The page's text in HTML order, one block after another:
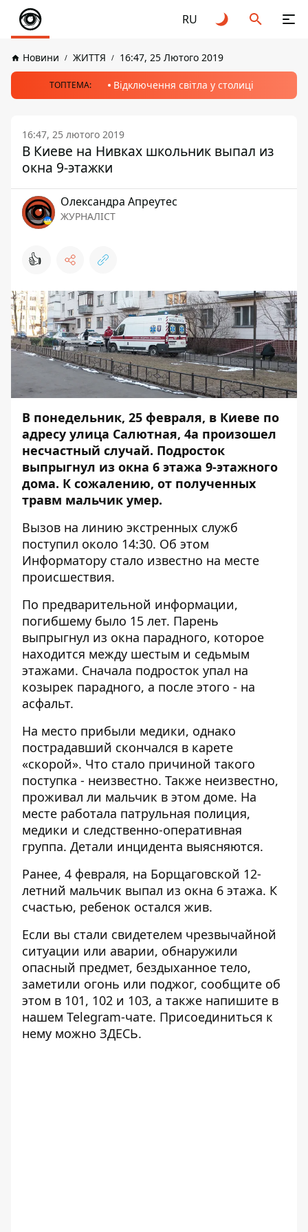
RU
Новини ЖИТТЯ 16:47, 25 Лютого 2019
ТОПТЕМА: Відключення світла у столиці
16:47, 25 лютого 2019
В Киеве на Нивках школьник выпал из
окна 9-этажки
Олександра Апреутес
ЖУРНАЛІСТ
👍
В понедельник, 25 февраля, в Киеве по
адресу улица Салютная, 4а произошел
несчастный случай. Подросток
выпрыгнул из окна 6 этажа 9-этажного
дома. К сожалению, от полученных
травм мальчик умер.
Вызов на линию экстренных служб
поступил около 14:30. Об этом
Информатору стало известно на месте
происшествия.
По предварительной информации,
погибшему было 15 лет. Парень
выпрыгнул из окна парадного, которое
находится между шестым и седьмым
этажами. Сначала подросток упал на
козырек парадного, а после этого - на
асфальт.
На место прибыли медики, однако
пострадавший скончался в карете
«скорой». Что стало причиной такого
поступка - неизвестно. Также неизвестно,
проживал ли мальчик в этом доме. На
месте работала патрульная полиция,
медики и следственно-оперативная
группа. Детали инцидента выясняются.
Ранее, 4 февраля, на Борщаговской 12-
летний мальчик выпал из окна 6 этажа. К
счастью, ребенок остался жив.
Если вы стали свидетелем чрезвычайной
ситуации или аварии, обнаружили
опасный предмет, бездыханное тело,
заметили огонь или поджог, сообщите об
этом в 101, 102 и 103, а также напишите в
нашем Telegram-чате. Присоединиться к
нему можно ЗДЕСЬ.